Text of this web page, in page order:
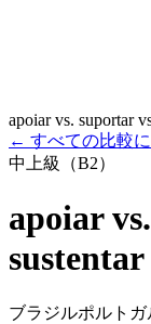
apoiar vs. suportar
← すべての比較
中上級（B2）
apoiar
sustentar
ブラジルポルトガ